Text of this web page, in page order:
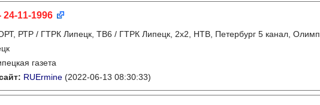
24-11-1996
РТР / ГТРК Липецк, ТВ6 / ГТРК Липецк, 2х2, НТВ, Петербург 5 канал, Олимп
газета
RUErmine (2022-06-13 08:30:33)